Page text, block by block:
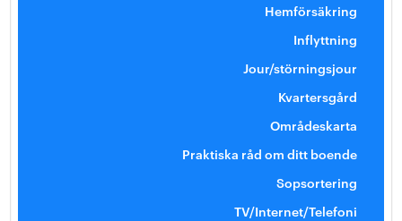
Hemförsäkring
Inflyttning
Jour/störningsjour
Kvartersgård
Områdeskarta
Praktiska råd om ditt boende
Sopsortering
TV/Internet/Telefoni